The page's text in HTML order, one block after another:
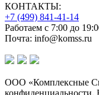
КОНТАКТЫ:
+7 (499) 841-41-14
Работаем с 7:00 до
Почта: info@komss.ru
ООО «Комплексные